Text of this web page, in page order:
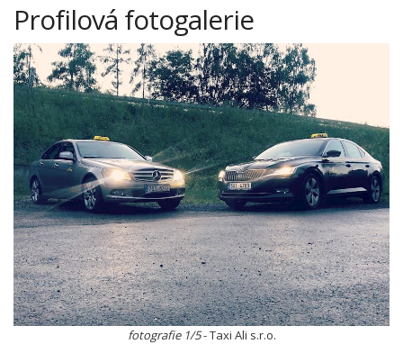
Profilová fotogalerie
fotografie 1/5- Taxi Ali s.r.o.